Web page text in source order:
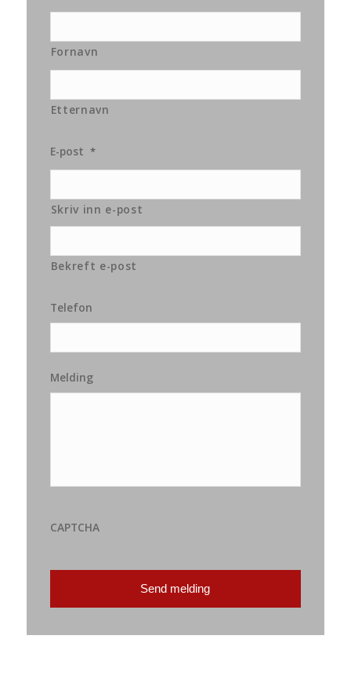
Fornavn
Etternavn
E-post *
Skriv inn e-post
Bekreft e-post
Telefon
Melding
CAPTCHA